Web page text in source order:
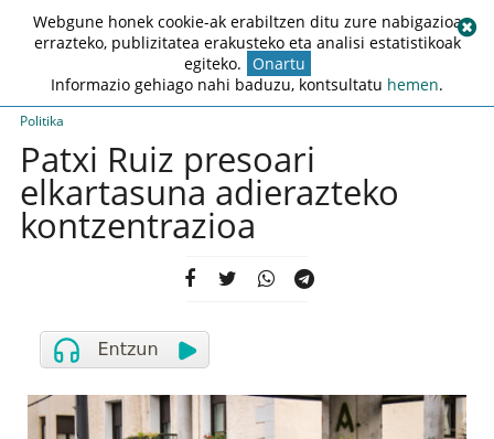
Politika
Patxi Ruiz presoari
elkartasuna adierazteko
kontzentrazioa
Webgune honek cookie-ak erabiltzen ditu zure nabigazioa
errazteko, publizitatea erakusteko eta analisi estatistikoak
egiteko. Onartu
Informazio gehiago nahi baduzu, kontsultatu hemen.